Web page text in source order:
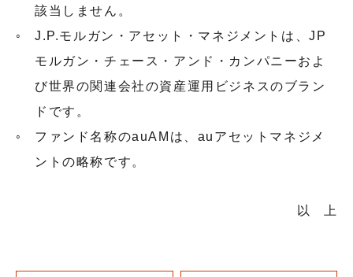
該当しません。
J.P.モルガン・アセット・マネジメントは、JP
モルガン・チェース・アンド・カンパニーおよ
び世界の関連会社の資産運用ビジネスのブラン
ドです。
ファンド名称のauAMは、auアセットマネジメ
ントの略称です。
以 上